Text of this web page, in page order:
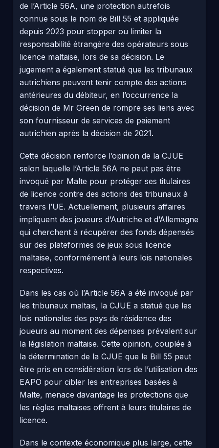
de l’Article 56A, une protection autrefois
connue sous le nom de Bill 55 et appliquée
depuis 2023 pour stopper ou limiter la
responsabilité étrangère des opérateurs sous
licence maltaise, lors de sa décision. Le
jugement a également statué que les tribunaux
autrichiens peuvent tenir compte des actions
antérieures du débiteur, en l’occurrence la
décision de Mr Green de rompre ses liens avec
son fournisseur de services de paiement
autrichien après la décision de 2021.
Cette décision renforce l’opinion de la CJUE
selon laquelle l’Article 56A ne peut pas être
invoqué par Malte pour protéger ses titulaires
de licence contre des actions des tribunaux à
travers l’UE. Actuellement, plusieurs affaires
impliquent des joueurs d’Autriche et d’Allemagne
qui cherchent à récupérer des fonds dépensés
sur des plateformes de jeux sous licence
maltaise, conformément à leurs lois nationales
respectives.
Dans les cas où l’Article 56A a été invoqué par
les tribunaux maltais, la CJUE a statué que les
lois nationales des pays de résidence des
joueurs au moment des dépenses prévalent sur
la législation maltaise. Cette opinion, couplée à
la détermination de la CJUE que le Bill 55 peut
être pris en considération lors de l’utilisation des
EAPO pour cibler les entreprises basées à
Malte, menace davantage les protections que
les règles maltaises offrent à leurs titulaires de
licence.
Dans le contexte économique plus large, cette